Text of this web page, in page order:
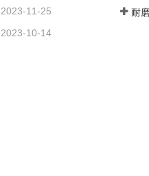
2023-11-25 耐
2023-10-14